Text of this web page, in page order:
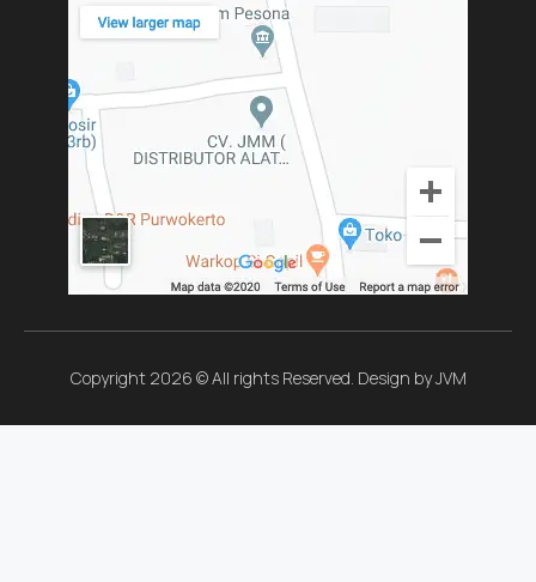
Copyright 2026 © All rights Reserved. Design by JVM